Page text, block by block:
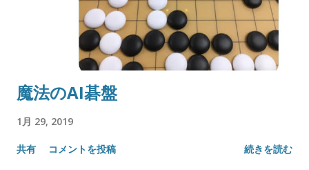
魔法のAI碁盤
1月 29, 2019
共有 コメントを投稿 続きを読む